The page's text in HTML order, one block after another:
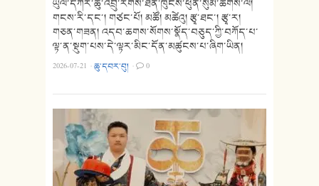
ཡུལ་དཀར་ཆུ་འབྲུ་རིགས་ཐོན་ཁུངས་ཕུན་སུམ་ཚོགས་ལ།
གངས་རི་དང་། གཙང་པོ། མཚོ། མཚེའུ། རྩྭ་ཐང་། རྩྭ་ར།
གཅན་གཟན། འདབ་ཆགས་སོགས་སྣོད་བཅུད་ཀྱི་བཀོད་པ་
ལྟ་ན་སྡུག་པས་དེ་ལྟར་མིང་དོན་མཚུངས་པ་ཞིག་ཡིན།
2026-07-21 ·ཆུ་དབར་བུ། · 0